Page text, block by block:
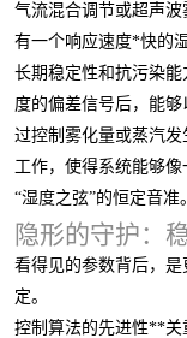
气流混合调节或超声
有一个响应速度*快的
长期稳定性和抗污染
度的偏差信号后，能
过控制雾化量或蒸汽
工作，使得系统能够
“湿度之弦”的恒定音准。
隐形的守护：
看得见的参数背后，是
定。
控制算法的先进性**关